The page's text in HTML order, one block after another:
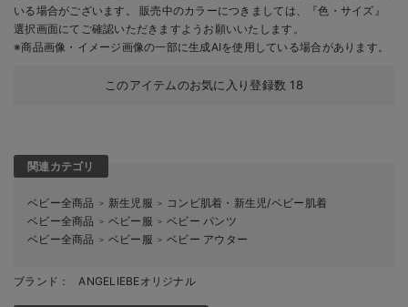
いる場合がございます。 販売中のカラーにつきましては、『色・サイズ』
選択画面にてご確認いただきますようお願いいたします。
※商品画像・イメージ画像の一部に生成AIを使用している場合があります。
このアイテムのお気に入り登録数 18
関連カテゴリ
ベビー全商品 ＞ 新生児服 ＞
コンビ肌着・新生児/ベビー肌着
ベビー全商品
＞ ベビー服 ＞ ベビー パンツ
ベビー全商品
＞ ベビー服 ＞ ベビー アウター
ブランド： ANGELIEBEオリジナル